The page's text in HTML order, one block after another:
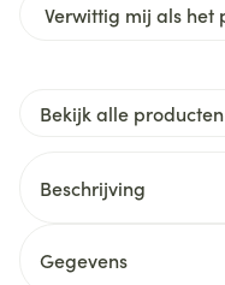
Verwittig mij als het
Bekijk alle
Beschrijving
Gegevens